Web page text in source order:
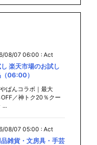
08/07 06:00 : Act
楽天市場のお試し
06:00）
ぱんコラボ｜最大
／神トク20％クー
...
08/07 05:00 : Act
品雑貨・文房具・手芸